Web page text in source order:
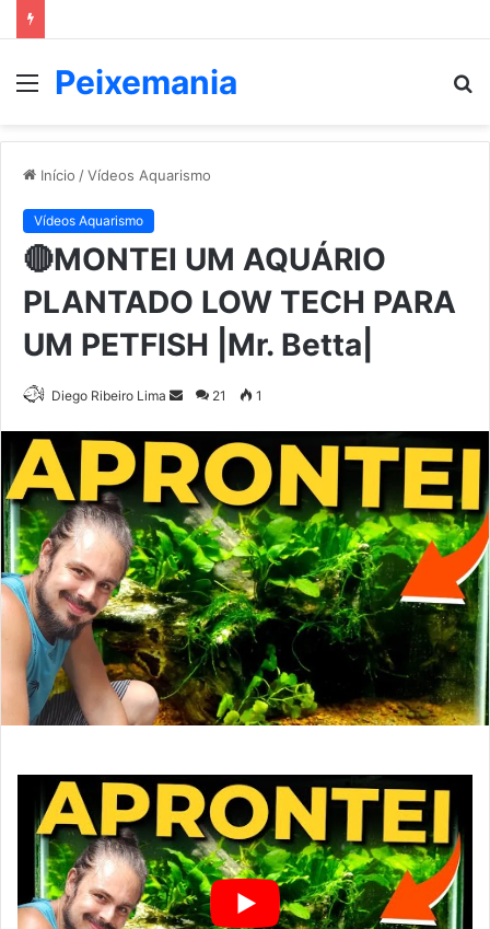
Menu
Peixemania
Início /Vídeos Aquarismo
Vídeos Aquarismo
🔴MONTEI UM AQUÁRIO
PLANTADO LOW TECH PARA
UM PETFISH |Mr. Betta|
Diego Ribeiro Lima
Mande
e-
mail
21 1